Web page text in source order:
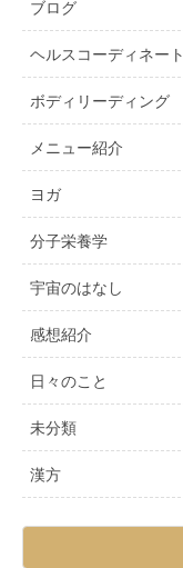
ブログ
ヘルスコーディネート
ボディリーディング
メニュー紹介
ヨガ
分子栄養学
宇宙のはなし
感想紹介
日々のこと
未分類
漢方